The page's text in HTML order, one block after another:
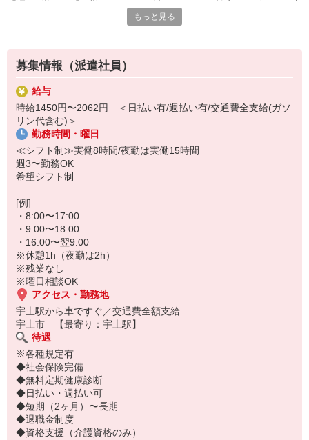
・お部屋の掃除
・簡単な書類の整理
・日常生活の見守り
・食事や着替え時など、必要に応じた生活介助
・お話し相手 など
≪働きやすさバツグン！≫
時間通りの交代を徹底しているため、定時になったら即退勤◎
仕事終わりのプライベートや、家庭・Wワークとの両立もバッチリ
です！
もっと見る
募集情報（派遣社員）
給与
時給1450円〜2062円 ＜日払い有/週払い有/交通費全支給(ガソ
リン代含む)＞
勤務時間・曜日
≪シフト制≫実働8時間/夜勤は実働15時間
週3〜勤務OK
希望シフト制
[例]
・8:00〜17:00
・9:00〜18:00
・16:00〜翌9:00
※休憩1h（夜勤は2h）
※残業なし
※曜日相談OK
アクセス・勤務地
宇土駅から車ですぐ／交通費全額支給
宇土市 【最寄り：宇土駅】
待遇
※各種規定有
◆社会保険完備
◆無料定期健康診断
◆日払い・週払い可
◆短期（2ヶ月）〜長期
◆退職金制度
◆資格支援（介護資格のみ）